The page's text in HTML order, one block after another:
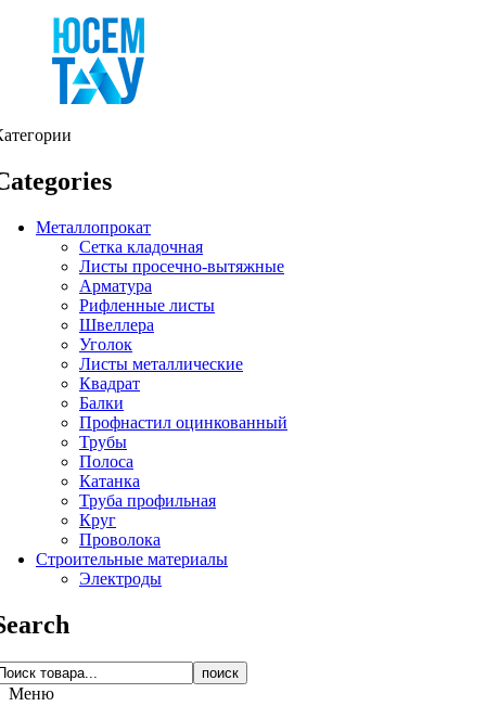
Металлопрокат
Сетка кладочная
Листы просечно-вытяжные
Арматура
Рифленные листы
Швеллера
Уголок
Листы металлические
Квадрат
Балки
Профнастил оцинкованный
Трубы
Полоса
Катанка
Труба профильная
Круг
Проволока
Строительные материалы
Электроды
поиск
Меню